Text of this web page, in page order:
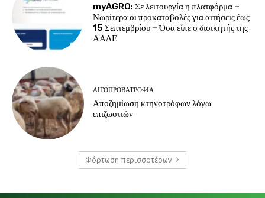
myAGRO: Σε λειτουργία η πλατφόρμα –
Νωρίτερα οι προκαταβολές για αιτήσεις έως
15 Σεπτεμβρίου – Όσα είπε ο διοικητής της
ΑΑΔΕ
ΑΙΓΟΠΡΟΒΑΤΡΟΦΊΑ
Αποζημίωση κτηνοτρόφων λόγω
επιζωοτιών
Φόρτωση περισσοτέρων